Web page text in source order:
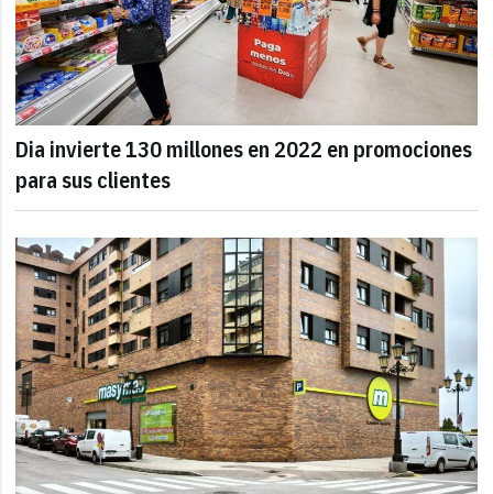
Dia invierte 130 millones en 2022 en promociones
para sus clientes